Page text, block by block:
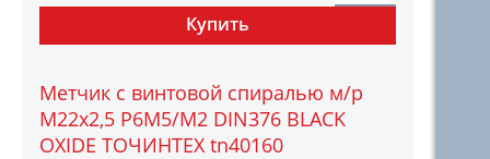
Метчик с винтовой спиралью м/р
М22х2,5 Р6М5/М2 DIN376 BLACK
OXIDE ТОЧИНТЕХ tn40160